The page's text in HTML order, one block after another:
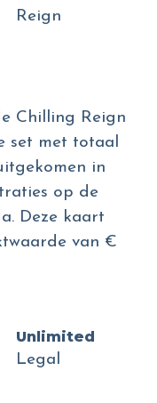
Reign
Chilling Reign
set met totaal
in
op de
Deze kaart
van €
Unlimited
Legal